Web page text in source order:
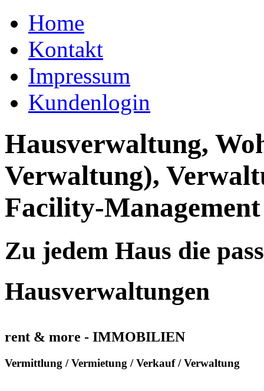
Home
Kontakt
Impressum
Kundenlogin
Hausverwaltung,
Verwaltung),
Facility-Management
Zu jedem Haus die
Hausverwaltungen
rent & more - IMMOBILIEN
Vermittlung / Vermietung / Verkauf / Verwaltung